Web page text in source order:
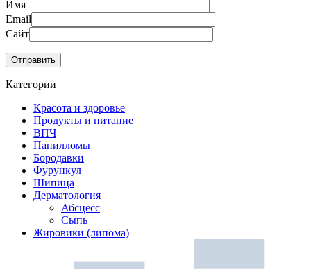
Имя
Email
Сайт
Категории
Красота и здоровье
Продукты и питание
ВПЧ
Папилломы
Бородавки
Фурункул
Шипица
Дерматология
Абсцесс
Сыпь
Жировики (липома)